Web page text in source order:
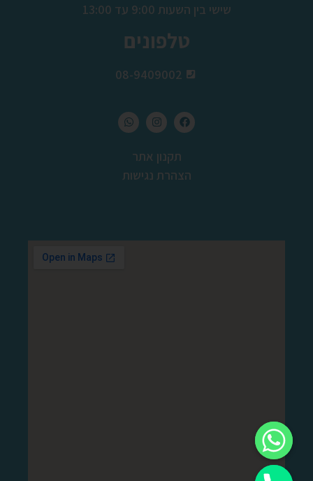
שישי בין השעות 9:00 עד 13:00
טלפונים
08-9409002
תקנון אתר
הצהרת נגישות